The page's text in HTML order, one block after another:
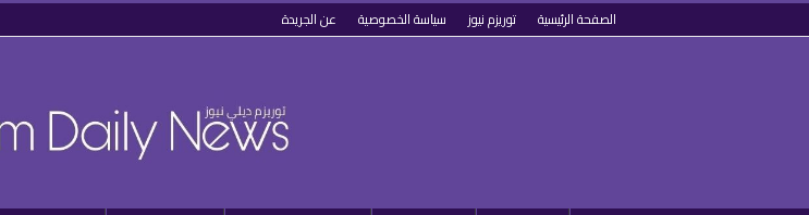
الصفحة الرئيسية توريزم نيوز سياسة الخصوصية عن الجريدة